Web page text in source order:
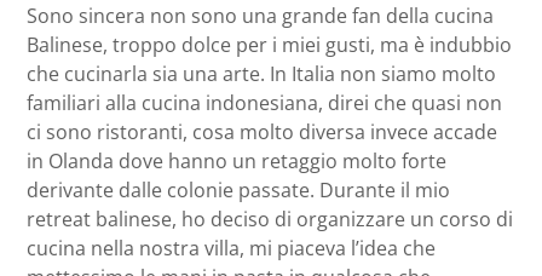
Sono sincera non sono una grande fan della cucina
Balinese, troppo dolce per i miei gusti, ma è indubbio
che cucinarla sia una arte. In Italia non siamo molto
familiari alla cucina indonesiana, direi che quasi non
ci sono ristoranti, cosa molto diversa invece accade
in Olanda dove hanno un retaggio molto forte
derivante dalle colonie passate. Durante il mio
retreat balinese, ho deciso di organizzare un corso di
cucina nella nostra villa, mi piaceva l’idea che